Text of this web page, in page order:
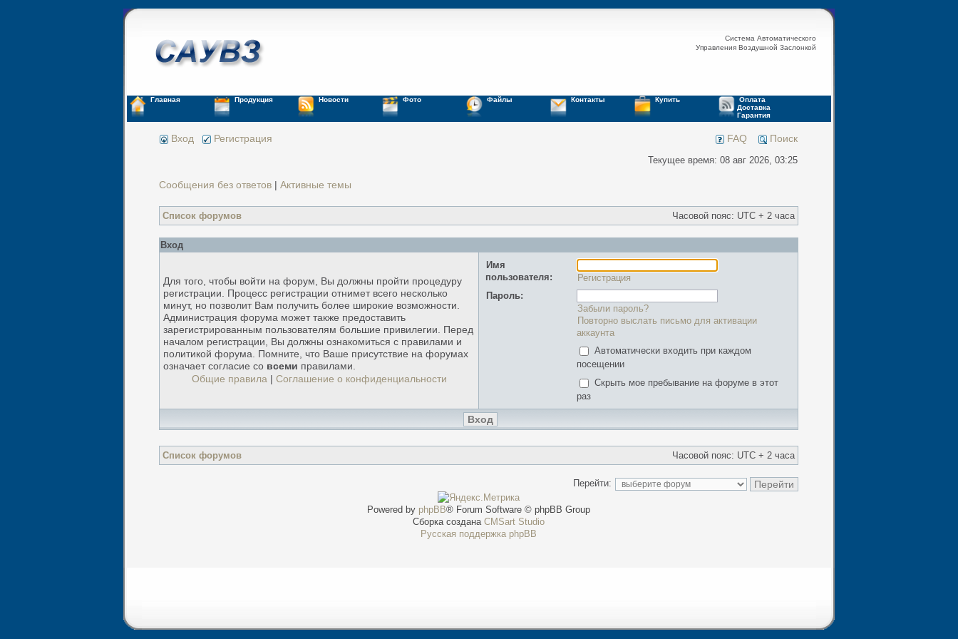
Система Автоматического
Управления Воздушной Заслонкой
Главная Продукция Новости Фото Файлы Контакты Купить
Оплата
Доставка
Гарантия
Вход Регистрация FAQ Поиск
Текущее время: 08 авг 2026, 03:25
Сообщения без ответов |Активные темы
Список форумов Часовой пояс: UTC + 2 часа
Вход
Для того, чтобы войти на форум, Вы должны пройти процедуру
регистрации. Процесс регистрации отнимет всего несколько
минут, но позволит Вам получить более широкие возможности.
Администрация форума может также предоставить
зарегистрированным пользователям большие привилегии. Перед
началом регистрации, Вы должны ознакомиться с правилами и
политикой форума. Помните, что Ваше присутствие на форумах
означает согласие со всеми правилами.
Общие правила | Соглашение о конфиденциальности
Имя
пользователя:
Регистрация
Пароль:
Забыли пароль?
Повторно выслать письмо для активации
аккаунта
Автоматически входить при каждом
посещении
Скрыть мое пребывание на форуме в этот
раз
Список форумов Часовой пояс: UTC + 2 часа
Перейти:
Powered by phpBB® Forum Software © phpBB Group
Сборка созданаCMSart Studio
Русская поддержка phpBB